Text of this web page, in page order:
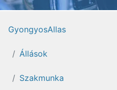
GyongyosAllas
Állások
Szakmunka